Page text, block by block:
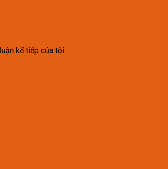
kế tiếp của tôi.